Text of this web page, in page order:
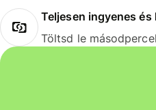
Teljesen ingyenes
Töltsd le